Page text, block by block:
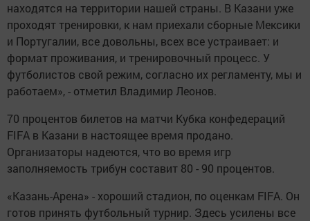
находятся на территории нашей страны. В Казани уже
проходят тренировки, к нам приехали сборные Мексики
и Португалии, все довольны, всех все устраивает: и
формат проживания, и тренировочный процесс. У
футболистов свой режим, согласно их регламенту, мы и
работаем», - отметил Владимир Леонов.
70 процентов билетов на матчи Кубка конфедераций
FIFA в Казани в настоящее время продано.
Организаторы надеются, что во время игр
заполняемость трибун составит 80 - 90 процентов.
«Казань-Арена» - хороший стадион, по оценкам FIFA. Он
готов принять футбольный турнир. Здесь усилены все